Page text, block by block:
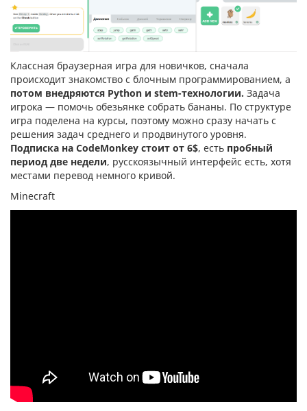
Классная браузерная игра для новичков, сначала
происходит знакомство с блочным программированием, а
потом внедряются Python и stem-технологии. Задача
игрока — помочь обезьянке собрать бананы. По структуре
игра поделена на курсы, поэтому можно сразу начать с
решения задач среднего и продвинутого уровня.
Подписка на CodeMonkey стоит от 6$, есть пробный
период две недели, русскоязычный интерфейс есть, хотя
местами перевод немного кривой.
Minecraft